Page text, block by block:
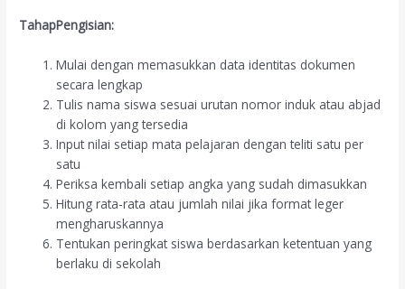
TahapPengisian:
Mulai dengan memasukkan data identitas dokumen
secara lengkap
Tulis nama siswa sesuai urutan nomor induk atau abjad
di kolom yang tersedia
Input nilai setiap mata pelajaran dengan teliti satu per
satu
Periksa kembali setiap angka yang sudah dimasukkan
Hitung rata-rata atau jumlah nilai jika format leger
mengharuskannya
Tentukan peringkat siswa berdasarkan ketentuan yang
berlaku di sekolah